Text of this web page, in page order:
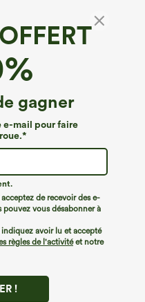
gagner
e-mail pour faire
de recevoir des e-
vous désabonner à
indiquez avoir lu et accepté
règles de l'activitéet notre
!
trouver la page que